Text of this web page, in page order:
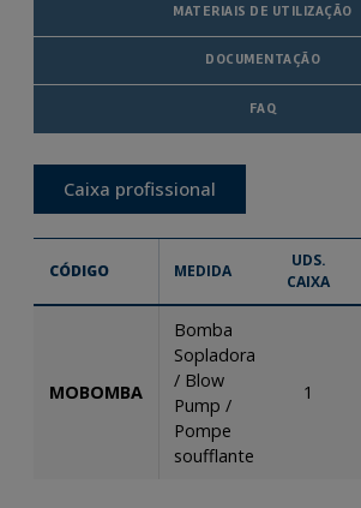
MATERIAIS DE UTILIZAÇÃO
DOCUMENTAÇÃO
FAQ
Caixa profissional
CÓDIGO MEDIDA
UDS.
CAIXA
MOBOMBA
Bomba
Sopladora
/ Blow
Pump /
Pompe
soufflante
1